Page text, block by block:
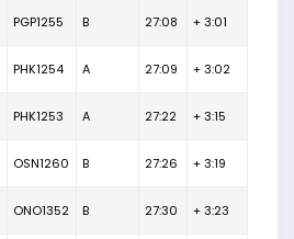
PGP1255 B 27:08 + 3:01
PHK1254 A 27:09 + 3:02
PHK1253 A 27:22 + 3:15
OSN1260 B 27:26 + 3:19
ONO1352 B 27:30 + 3:23